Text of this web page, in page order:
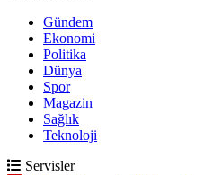
Gündem
Ekonomi
Politika
Dünya
Spor
Magazin
Sağlık
Teknoloji
Servisler